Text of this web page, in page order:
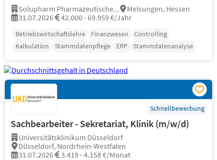
Solupharm Pharmazeutische...
Melsungen, Hessen
31.07.2026
42.000 - 69.959 €/Jahr
Betriebswirtschaftslehre Finanzwesen
Controlling
Kalkulation
Stammdatenpflege ERP Stammdatenanalyse
Schnellbewerbung
Sachbearbeiter - Sekretariat, Klinik (m/w/d)
Universitätsklinikum Düsseldorf
Düsseldorf, Nordrhein-Westfalen
31.07.2026
3.419 - 4.158 €/Monat